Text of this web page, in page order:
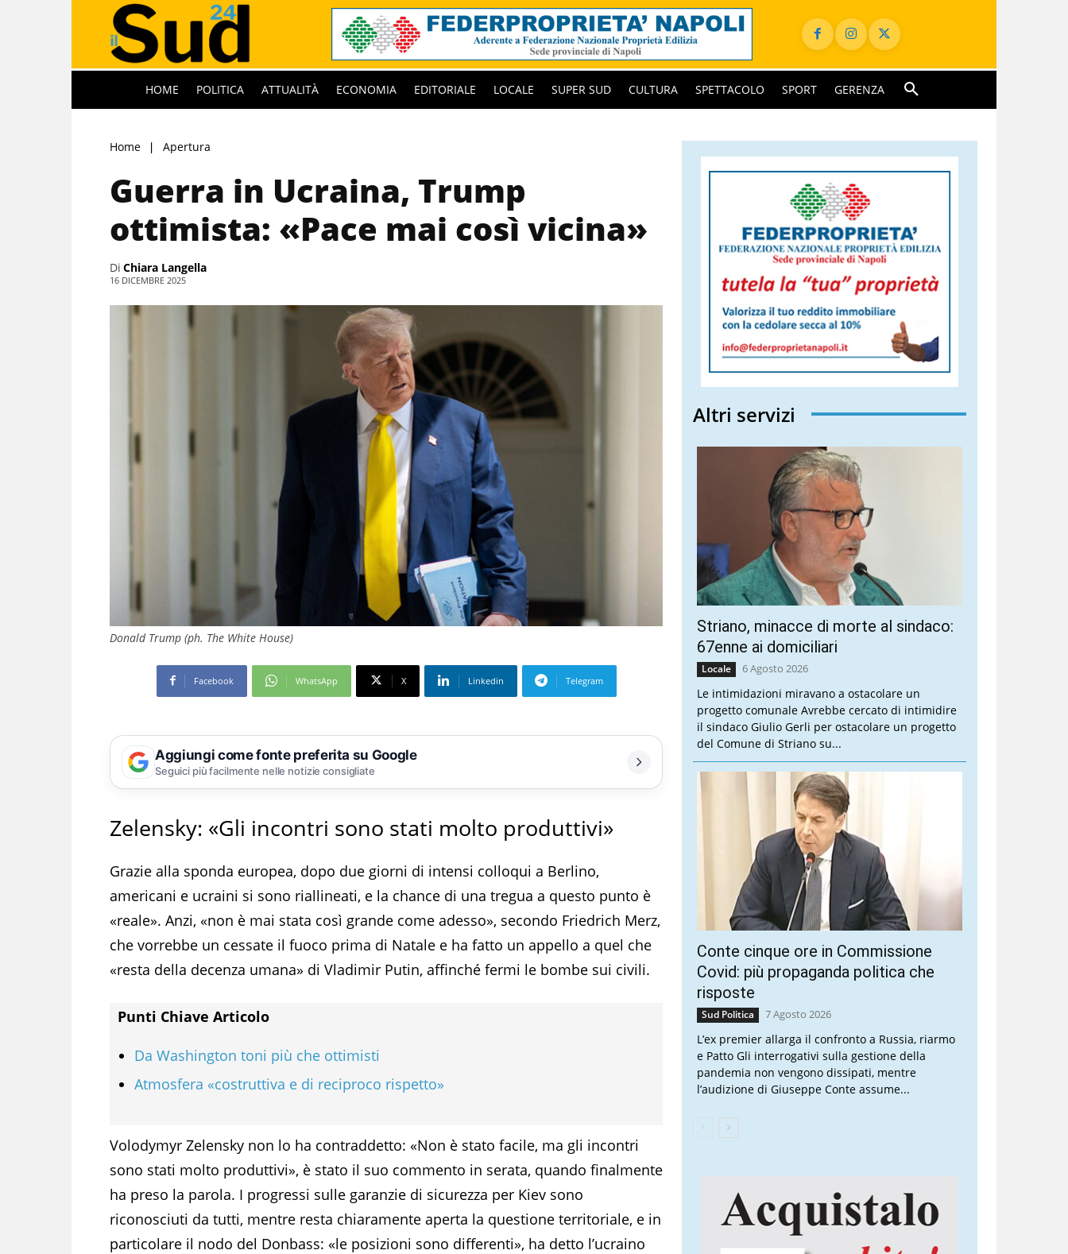
HOME POLITICA ATTUALITÀ ECONOMIA EDITORIALE LOCALE SUPER SUD CULTURA SPETTACOLO SPORT GERENZA
Home Apertura
Guerra in Ucraina, Trump
ottimista: «Pace mai così vicina»
Di Chiara Langella
16 DICEMBRE 2025
Donald Trump (ph. The White House)
Facebook WhatsApp X Linkedin Telegram
Aggiungi come fonte preferita su Google
Seguici più facilmente nelle notizie consigliate
Zelensky: «Gli incontri sono stati molto produttivi»
Grazie alla sponda europea, dopo due giorni di intensi colloqui a Berlino,
americani e ucraini si sono riallineati, e la chance di una tregua a questo punto è
«reale». Anzi, «non è mai stata così grande come adesso», secondo Friedrich Merz,
che vorrebbe un cessate il fuoco prima di Natale e ha fatto un appello a quel che
«resta della decenza umana» di Vladimir Putin, affinché fermi le bombe sui civili.
Punti Chiave Articolo
Da Washington toni più che ottimisti
Atmosfera «costruttiva e di reciproco rispetto»
Volodymyr Zelensky non lo ha contraddetto: «Non è stato facile, ma gli incontri
sono stati molto produttivi», è stato il suo commento in serata, quando finalmente
ha preso la parola. I progressi sulle garanzie di sicurezza per Kiev sono
riconosciuti da tutti, mentre resta chiaramente aperta la questione territoriale, e in
particolare il nodo del Donbass: «le posizioni sono differenti», ha detto l’ucraino
Altri servizi
Striano, minacce di morte al sindaco:
67enne ai domiciliari
Locale 6 Agosto 2026
Le intimidazioni miravano a ostacolare un
progetto comunale Avrebbe cercato di intimidire
il sindaco Giulio Gerli per ostacolare un progetto
del Comune di Striano su...
Conte cinque ore in Commissione
Covid: più propaganda politica che
risposte
Sud Politica 7 Agosto 2026
L’ex premier allarga il confronto a Russia, riarmo
e Patto Gli interrogativi sulla gestione della
pandemia non vengono dissipati, mentre
l’audizione di Giuseppe Conte assume...